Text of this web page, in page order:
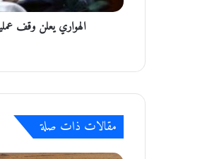
ع
ق
م
الهواري يعلن وقف
مقالات ذات صلة